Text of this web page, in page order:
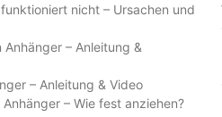
nicht – Ursachen und
– Anleitung &
– Anleitung & Video
– Wie fest anziehen?